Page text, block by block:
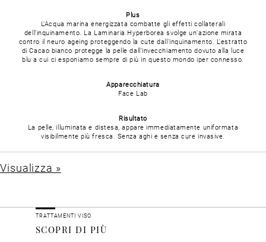
Plus
L’Acqua marina energizzata combatte gli effetti collaterali
dell’inquinamento. La Laminaria Hyperborea svolge un’azione mirata
contro il neuro ageing proteggendo la cute dall’inquinamento. L’estratto
di Cacao bianco protegge la pelle dall’invecchiamento dovuto alla luce
blu a cui ci esponiamo sempre di più in questo mondo iper connesso.
Apparecchiatura
Face Lab
Risultato
La pelle, illuminata e distesa, appare immediatamente uniformata
visibilmente più fresca. Senza aghi e senza cure invasive.
Visualizza »
TRATTAMENTI VISO
SCOPRI DI PIÙ